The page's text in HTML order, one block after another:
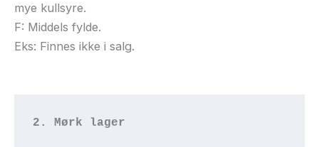
mye kullsyre.
F: Middels fylde.
Eks: Finnes ikke i salg.
2. Mørk lager